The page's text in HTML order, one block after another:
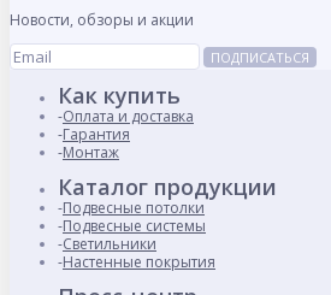
Новости, обзоры и акции
ПОДПИСАТЬСЯ
Как купить
Оплата и доставка
Гарантия
Монтаж
Каталог продукции
Подвесные потолки
Подвесные системы
Светильники
Настенные покрытия